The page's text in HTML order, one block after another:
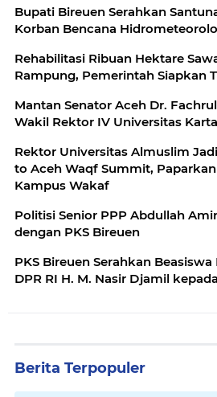
Bupati Bireuen Serahkan
Korban Bencana
Rehabilitasi Ribuan Hektare
Rampung, Pemerintah Siapkan
Mantan Senator Aceh Dr.
Wakil Rektor IV Universitas
Rektor Universitas Almuslim
to Aceh Waqf Summit,
Kampus Wakaf
Politisi Senior PPP Abdullah
dengan PKS Bireuen
PKS Bireuen Serahkan
DPR RI H. M. Nasir Djamil
Berita Terpopuler